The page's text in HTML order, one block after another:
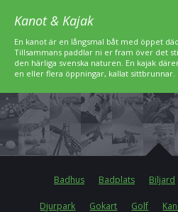
Kanot & Kajak
En kanot är en långsmal båt med öppet
Tillsammans paddlar ni er fram över det
den härliga svenska naturen. En kajak
en eller flera öppningar, kallat sittbrunnar.
Badhus Badplats Biljard
Djurpark Gokart Golf